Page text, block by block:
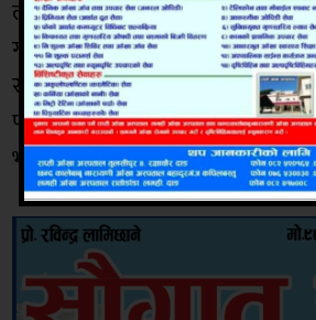
लमही बजारको भित्रि सडक मात्रै
गाडी मर्मत र सडकमै माल समान लोड
राजमार्ग समेत जोखिम पुर्ण
पार्किङका लागि गरेको निर्णय
भएको स्थानीयको गुनासो रहेको छ ।